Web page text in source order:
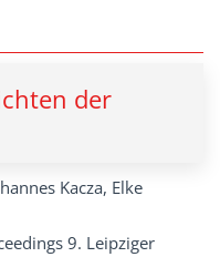
der
Kacza, Elke
9. Leipziger